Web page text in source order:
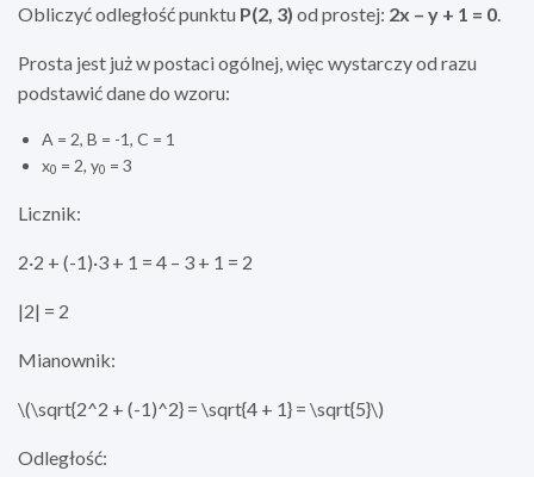
Obliczyć odległość punktu P(2, 3) od prostej: 2x – y + 1 = 0
Prosta jest już w postaci ogólnej, więc wystarczy od razu
podstawić dane do wzoru:
A = 2, B = -1, C = 1
x0 = 2, y0 = 3
Licznik:
2·2 + (-1)·3 + 1 = 4 – 3 + 1 = 2
|2| = 2
Mianownik:
\(\sqrt{2^2 + (-1)^2} = \sqrt{4 + 1} = \sqrt{5}\)
Odległość: